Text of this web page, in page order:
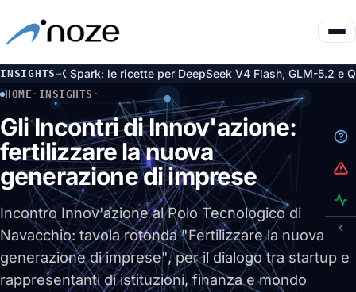
INSIGHTS→
DGX Spark: le ricette per DeepSeek V4 Flash, GLM-5.2 e
HOME · INSIGHTS ·
GLI INCONTRI DI INNOV'AZIONE: FERTILIZZARE LA NUOVA
Gli Incontri di Innov'azione:
fertilizzare la nuova
generazione di imprese
Incontro Innov'azione al Polo Tecnologico di
Navacchio: tavola rotonda "Fertilizzare la nuova
generazione di imprese", per il dialogo tra startup e
rappresentanti di istituzioni, finanza e mondo